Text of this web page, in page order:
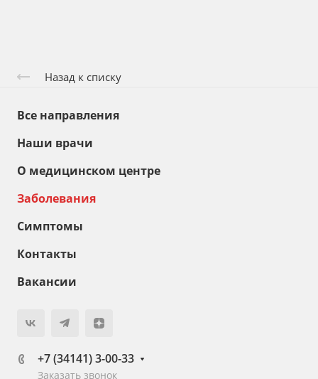
Назад к списку
Все направления
Наши врачи
О медицинском центре
Заболевания
Симптомы
Контакты
Вакансии
+7 (34141) 3-00-33
Заказать звонок